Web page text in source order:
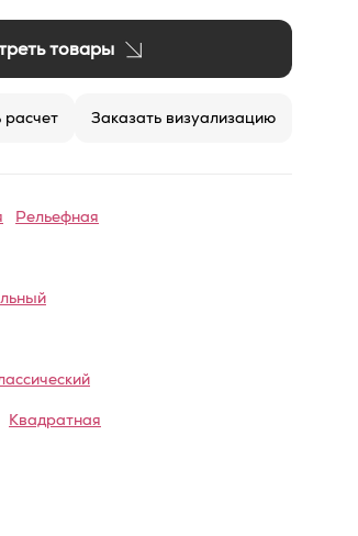
товары
расчет Заказать визуализацию
Рельефная
Квадратная